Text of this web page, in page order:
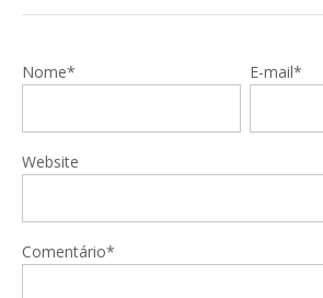
Nome* E-mail*
Website
Comentário*